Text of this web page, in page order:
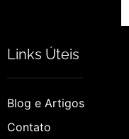
Links Úteis
Blog e Artigos
Contato